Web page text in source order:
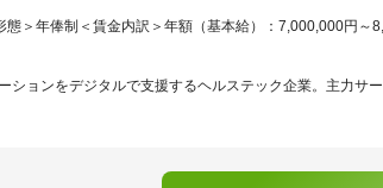
＞年俸制＜賃金内訳＞年額（基本給）：7,000,000円～
ションをデジタルで支援するヘルステック企業。主力サ